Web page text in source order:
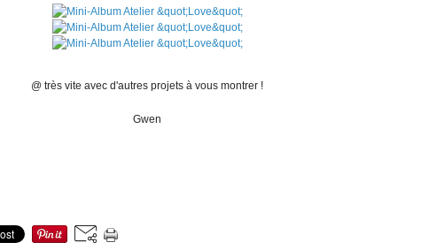
@ très vite avec d'autres projets à vous montrer !
Gwen